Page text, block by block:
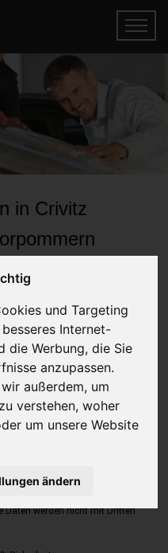
und Targeting
Internet-
die Werbung, die Sie
anzupassen.
außerdem, um
verstehen, woher
um unsere Website
ändern
in Crivitz
Ihr Auto erhalten
Ihres Autos inklusive der
Daten werden nicht mit Dritten